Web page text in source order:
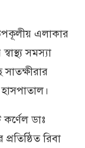
এলাকার
সমস্যা
ডাঃ
রিবা